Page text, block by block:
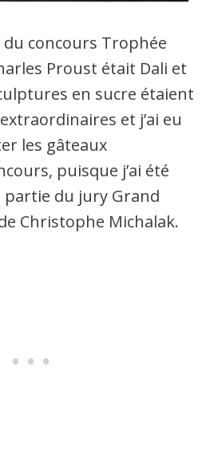
concours Trophée
Proust était Dali et
en sucre étaient
et j’ai eu
les gâteaux
puisque j’ai été
du jury Grand
Christophe Michalak.